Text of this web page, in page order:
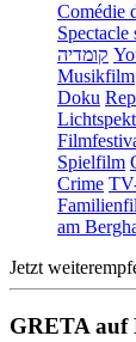
Comédie
Spectacle
קומדיה
Musikfilm
Doku
Spielfilm
Crime
am
Jetzt
GRETA auf